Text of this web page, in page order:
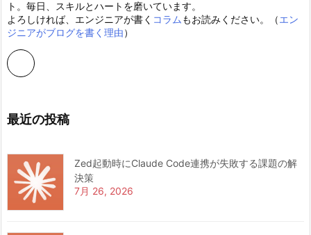
ト。毎日、スキルとハートを磨いています。
よろしければ、エンジニアが書く コラム もお読みください。（エン
ジニアがブログを書く理由）
最近の投稿
Zed起動時にClaude Code連携が失敗する課題の解
決策
7月 26, 2026